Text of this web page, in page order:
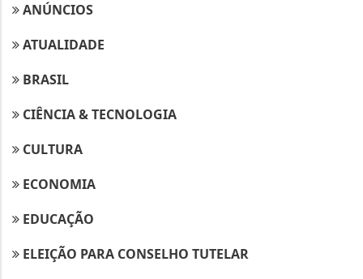
ANÚNCIOS
ATUALIDADE
BRASIL
CIÊNCIA & TECNOLOGIA
CULTURA
ECONOMIA
EDUCAÇÃO
ELEIÇÃO PARA CONSELHO TUTELAR